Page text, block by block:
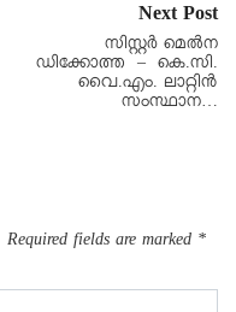
Next Post
സിസ്റ്റര്‍ മെൽന
ഡിക്കോത്ത – കെ.സി.
വൈ.എം. ലാറ്റിൻ
സംസ്ഥാന…
Required fields are marked *